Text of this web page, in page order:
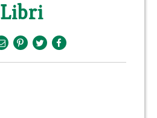
Libri